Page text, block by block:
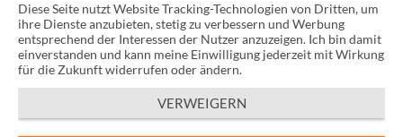
Diese Seite nutzt Website Tracking-Technologien von Dritten, um
ihre Dienste anzubieten, stetig zu verbessern und Werbung
entsprechend der Interessen der Nutzer anzuzeigen. Ich bin damit
einverstanden und kann meine Einwilligung jederzeit mit Wirkung
für die Zukunft widerrufen oder ändern.
VERWEIGERN